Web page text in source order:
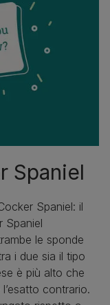
Spaniel
Spaniel: il
Spaniel
le sponde
i due sia il tipo
è più alto che
contrario.